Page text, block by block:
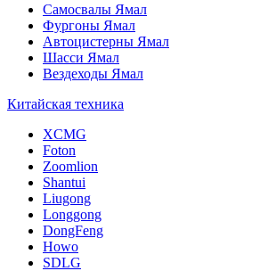
Самосвалы Ямал
Фургоны Ямал
Автоцистерны Ямал
Шасси Ямал
Вездеходы Ямал
Китайская техника
XCMG
Foton
Zoomlion
Shantui
Liugong
Longgong
DongFeng
Howo
SDLG